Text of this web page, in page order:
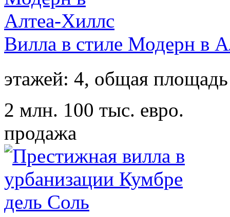
Вилла в стиле Модерн в
этажей: 4, общая
2 млн. 100 тыс. евро.
продажа